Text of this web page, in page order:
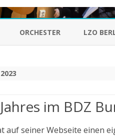
ORCHESTER LZO
im BDZ
auf seiner Webseite einen